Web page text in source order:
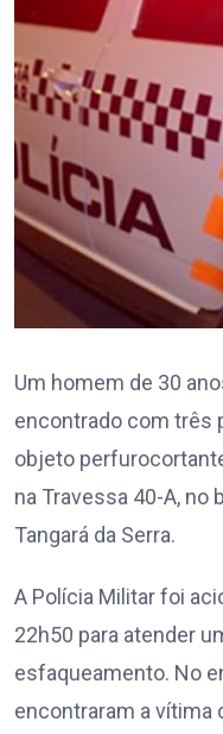
Um homem de 30
encontrado com três
objeto
na Travessa 40-A, no
Tangará da Serra.
A Polícia Militar foi
22h50 para atender
esfaqueamento. No
encontraram a vítima